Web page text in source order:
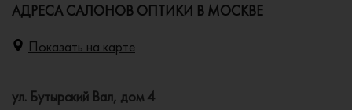
АДРЕСА САЛОНОВ ОПТИКИ В МОСКВЕ
Показать на карте
ул. Бутырский Вал, дом 4